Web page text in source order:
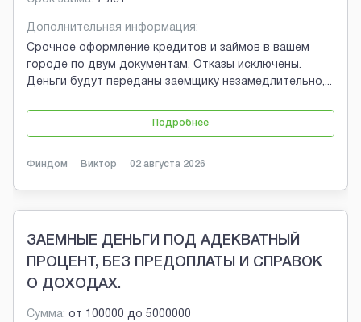
Дополнительная информация:
Срочное оформление кредитов и займов в вашем
городе по двум документам. Отказы исключены.
Деньги будут переданы заемщику незамедлительно,...
Подробнее
Финдом Виктор 02 августа 2026
ЗАЕМНЫЕ ДЕНЬГИ ПОД АДЕКВАТНЫЙ
ПРОЦЕНТ, БЕЗ ПРЕДОПЛАТЫ И СПРАВОК
О ДОХОДАХ.
Сумма: от 100000 до 5000000